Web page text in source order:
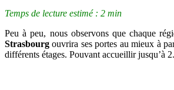
Temps de lecture estimé : 2 min
Peu à peu, nous observons que chaque
Strasbourg ouvrira ses portes au mieux à
différents étages. Pouvant accueillir jusqu’à